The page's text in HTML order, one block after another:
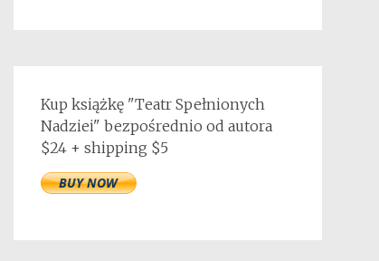
Kup książkę "Teatr Spełnionych
Nadziei" bezpośrednio od autora
$24 + shipping $5